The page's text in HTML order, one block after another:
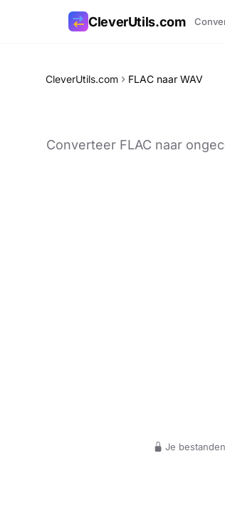
CleverUtils.com
CleverUtils.com FLAC naar WAV
Converteer FLAC naar
Je